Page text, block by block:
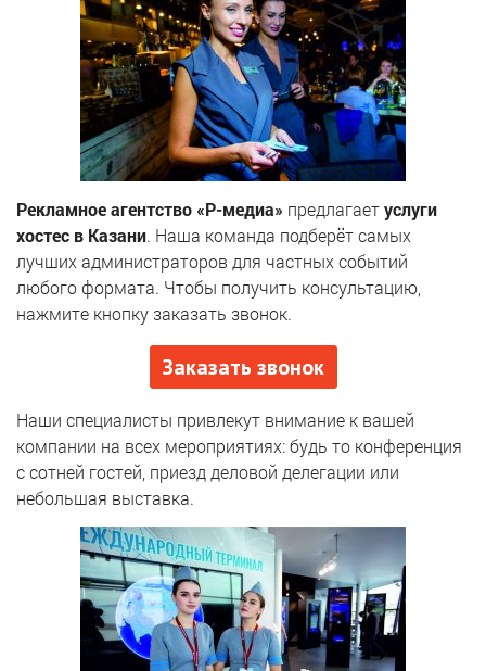
Рекламное агентство «Р-медиа» предлагаетуслуги
хостес в Казани. Наша команда подберёт самых
лучших администраторов для частных событий
любого формата. Чтобы получить консультацию,
нажмите кнопку заказать звонок.
Заказать звонок
Наши специалисты привлекут внимание к вашей
компании на всех мероприятиях: будь то конференция
с сотней гостей, приезд деловой делегации или
небольшая выставка.